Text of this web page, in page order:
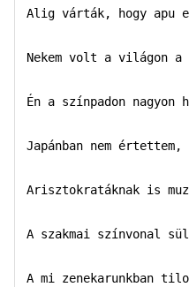
Alig várták, hogy apu
Nekem volt a világon a
Én a színpadon nagyon
Japánban nem
Arisztokratáknak is
A szakmai színvonal
A mi zenekarunkban